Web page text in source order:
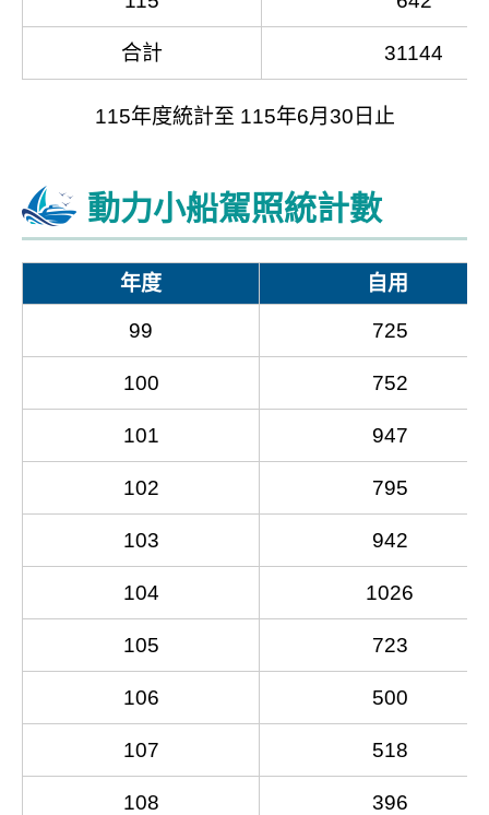
合計 31144
115年度統計至 115年6月30日止
動力小船駕照統計數
年度 自用
99 725
100 752
101 947
102 795
103 942
104 1026
105 723
106 500
107 518
108 396